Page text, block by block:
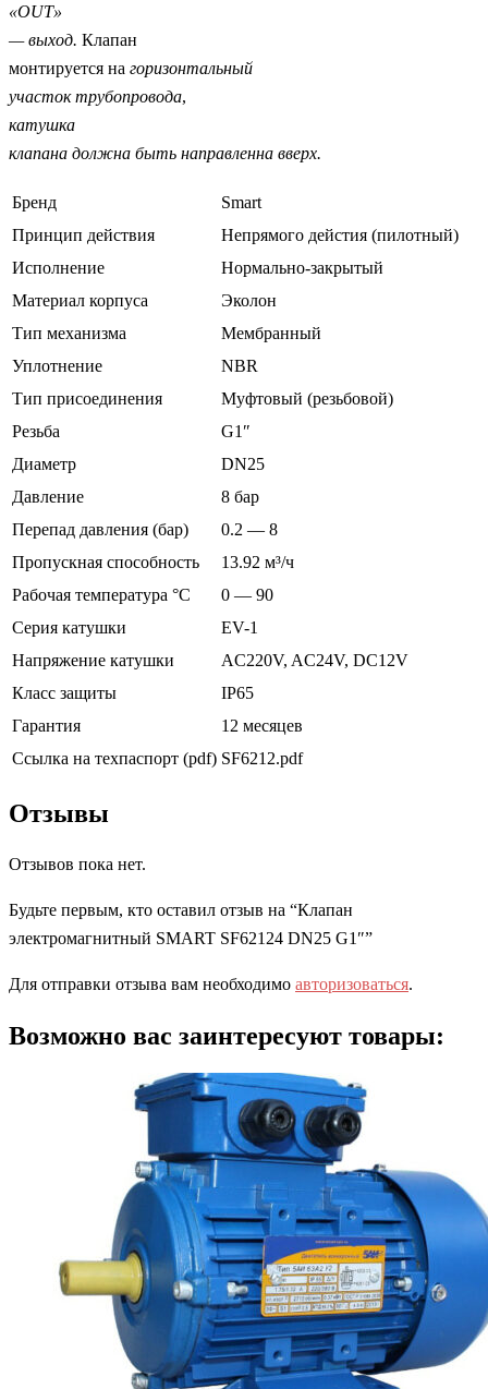
«OUT»
— выход. Клапан
монтируется на горизонтальный
участок трубопровода,
катушка
клапана должна быть направленна вверх.
Бренд
Smart
Принцип действия
Непрямого дейстия (пилотный)
Исполнение
Нормально-закрытый
Материал корпуса
Эколон
Тип механизма
Мембранный
Уплотнение
NBR
Тип присоединения
Муфтовый (резьбовой)
Резьба
G1″
Диаметр
DN25
Давление
8 бар
Перепад давления (бар)
0.2 — 8
Пропускная способность
13.92 м³/ч
Рабочая температура °С
0 — 90
Серия катушки
EV-1
Напряжение катушки
AC220V, AC24V, DC12V
Класс защиты
IP65
Гарантия
12 месяцев
Ссылка на техпаспорт (pdf) SF6212.pdf
Отзывы
Отзывов пока нет.
Будьте первым, кто оставил отзыв на “Клапан
электромагнитный SMART SF62124 DN25 G1″”
Для отправки отзыва вам необходимо авторизоваться.
Возможно вас заинтересуют товары: